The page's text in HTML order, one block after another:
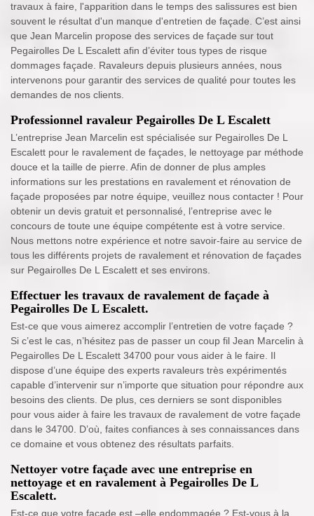
travaux à faire, l'apparition dans le temps des salissures est bien
souvent le résultat d'un manque d'entretien de façade. C’est ainsi
que Jean Marcelin propose des services de façade sur tout
Pegairolles De L Escalett afin d’éviter tous types de risque
dommages façade. Ravaleurs depuis plusieurs années, nous
intervenons pour garantir des services de qualité pour toutes les
demandes de nos clients.
Professionnel ravaleur Pegairolles De L Escalett
L’entreprise Jean Marcelin est spécialisée sur Pegairolles De L
Escalett pour le ravalement de façades, le nettoyage par méthode
douce et la taille de pierre. Afin de donner de plus amples
informations sur les prestations en ravalement et rénovation de
façade proposées par notre équipe, veuillez nous contacter ! Pour
obtenir un devis gratuit et personnalisé, l’entreprise avec le
concours de toute une équipe compétente est à votre service.
Nous mettons notre expérience et notre savoir-faire au service de
tous les différents projets de ravalement et rénovation de façades
sur Pegairolles De L Escalett et ses environs.
Effectuer les travaux de ravalement de façade à
Pegairolles De L Escalett.
Est-ce que vous aimerez accomplir l’entretien de votre façade ?
Si c’est le cas, n’hésitez pas de passer un coup fil Jean Marcelin à
Pegairolles De L Escalett 34700 pour vous aider à le faire. Il
dispose d’une équipe des experts ravaleurs très expérimentés
capable d’intervenir sur n’importe que situation pour répondre aux
besoins des clients. De plus, ces derniers se sont disponibles
pour vous aider à faire les travaux de ravalement de votre façade
dans le 34700. D’où, faites confiances à ses connaissances dans
ce domaine et vous obtenez des résultats parfaits.
Nettoyer votre façade avec une entreprise en
nettoyage et en ravalement à Pegairolles De L
Escalett.
Est-ce que votre façade est –elle endommagée ? Est-vous à la